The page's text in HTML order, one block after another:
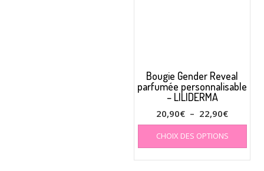
Bougie Gender Reveal
parfumée personnalisable
– LILIDERMA
20,90€ – 22,90€Plage
de
prix :
20,90€
à
CHOIX DES OPTIONS
Ce
a